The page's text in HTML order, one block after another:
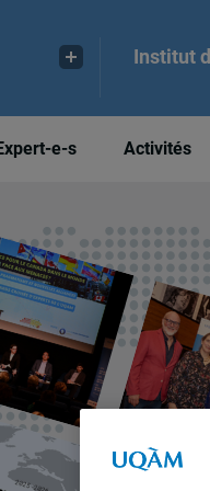
Institut
e-s Activités